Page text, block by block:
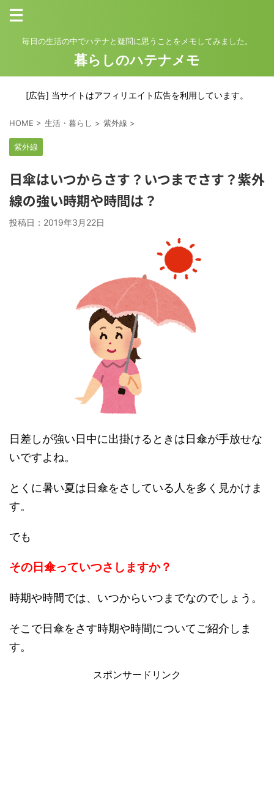
毎日の生活の中でハテナと疑問に思うことをメモしてみました。
暮らしのハテナメモ
[広告] 当サイトはアフィリエイト広告を利用しています。
HOME > 生活・暮らし > 紫外線 >
紫外線
日傘はいつからさす？いつまでさす？紫外
線の強い時期や時間は？
投稿日： 2019年3月22日
日差しが強い日中に出掛けるときは日傘が手放せな
いですよね。
とくに暑い夏は日傘をさしている人を多く見かけま
す。
でも
その日傘っていつさしますか？
時期や時間では、いつからいつまでなのでしょう。
そこで日傘をさす時期や時間についてご紹介しま
す。
スポンサードリンク